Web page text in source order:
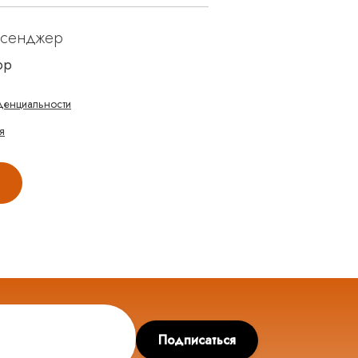
Подписаться